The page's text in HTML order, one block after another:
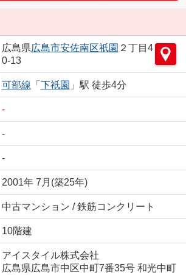
広島県広島市安佐南区祇園 ２丁目4
0-13
可部線 「 下祇園 」駅 徒歩4分
-
-
-
2001年 7月(築25年)
中古マンション / 鉄筋コンクリート
10階建
アイスタイル株式会社
広島県広島市中区中町7番35号 和光中町